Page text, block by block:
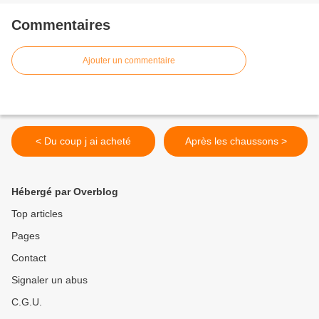
Commentaires
Ajouter un commentaire
< Du coup j ai acheté Après les chaussons >
Hébergé par Overblog
Top articles
Pages
Contact
Signaler un abus
C.G.U.